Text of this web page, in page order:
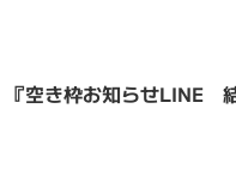
『空き枠お知らせLINE